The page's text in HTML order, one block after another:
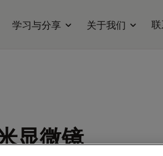
学习与分享 关于我们
显微镜